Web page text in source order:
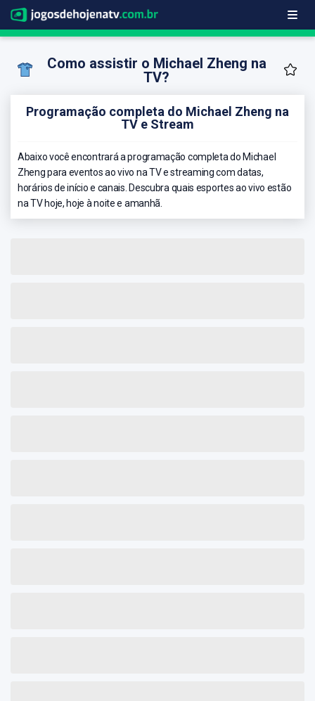
Como assistir o Michael Zheng na
TV?
Programação completa do Michael Zheng na
TV e Stream
Abaixo você encontrará a programação completa do Michael
Zheng para eventos ao vivo na TV e streaming com datas,
horários de início e canais. Descubra quais esportes ao vivo estão
na TV hoje, hoje à noite e amanhã.